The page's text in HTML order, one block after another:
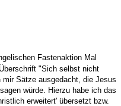
Fastenaktion Mal
"Sich selbst nicht
Sätze ausgedacht, die Jesus
würde. Hierzu habe ich das
erweitert' übersetzt bzw.